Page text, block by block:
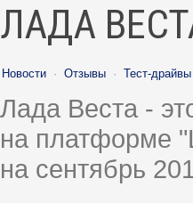
ЛАДА
Новости · Отзывы · Тест-драйвы
Лада Веста -
на платформе
на сентябрь